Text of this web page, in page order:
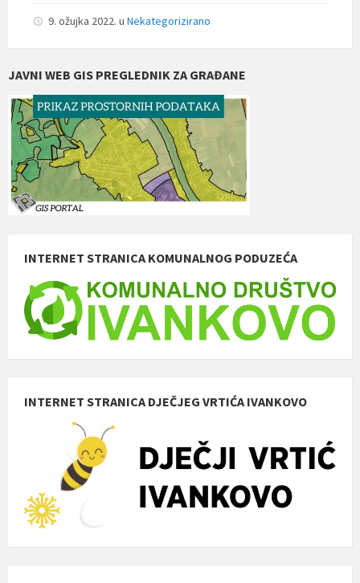
9. ožujka 2022. u Nekategorizirano
JAVNI WEB GIS PREGLEDNIK ZA GRAĐANE
INTERNET STRANICA KOMUNALNOG PODUZEĆA
INTERNET STRANICA DJEČJEG VRTIĆA IVANKOVO